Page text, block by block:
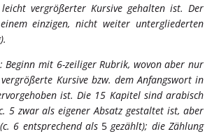
vergrößerter Kursive gehalten ist. Der
einzigen, nicht weiter untergliederten
Beginn mit 6-zeiliger Rubrik, wovon aber nur
Kursive bzw. dem Anfangswort in
ist. Die 15 Kapitel sind arabisch
5 zwar als eigener Absatz gestaltet ist, aber
6 entsprechend als 5 gezählt); die Zählung